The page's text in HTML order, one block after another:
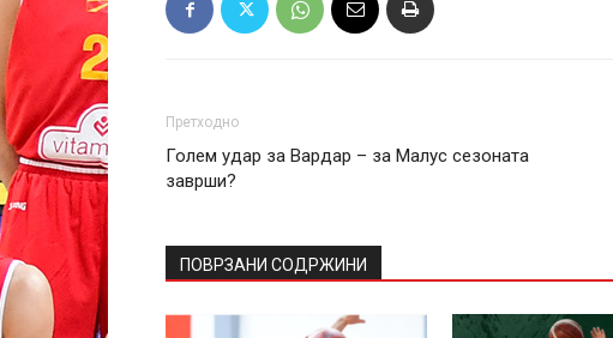
Претходно
Голем удар за Вардар – за Малус сезоната
заврши?
ПОВРЗАНИ СОДРЖИНИ